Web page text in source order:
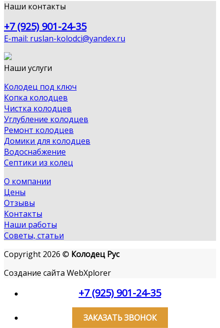
Наши контакты
+7 (925) 901-24-35
E-mail: ruslan-kolodci@yandex.ru
Наши услуги
Колодец под ключ
Копка колодцев
Чистка колодцев
Углубление колодцев
Ремонт колодцев
Домики для колодцев
Водоснабжение
Септики из колец
О компании
Цены
Отзывы
Контакты
Наши работы
Советы, статьи
Copyright 2026 © Колодец Рус
Создание сайта WebXplorer
+7 (925) 901-24-35
ЗАКАЗАТЬ ЗВОНОК